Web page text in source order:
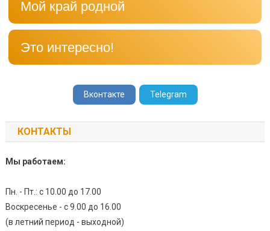
Мой край родной
Это интересно!
Вконтакте Telegram
КОНТАКТЫ
Мы работаем:
Пн. - Пт.: с 10.00 до 17.00
Воскресенье - с 9.00 до 16.00
(в летний период - выходной)